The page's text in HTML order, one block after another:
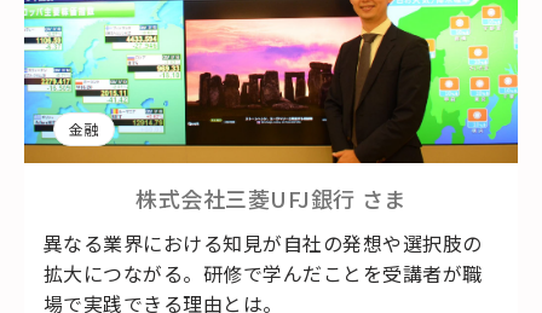
金融
株式会社三菱UFJ銀行 さま
異なる業界における知見が自社の発想や選択肢の
拡大につながる。研修で学んだことを受講者が職
場で実践できる理由とは。